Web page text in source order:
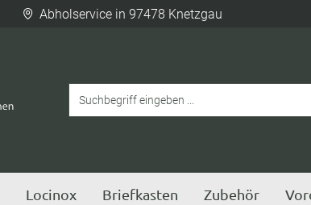
Abholservice in 97478 Knetzgau
Locinox Briefkasten Zubehör